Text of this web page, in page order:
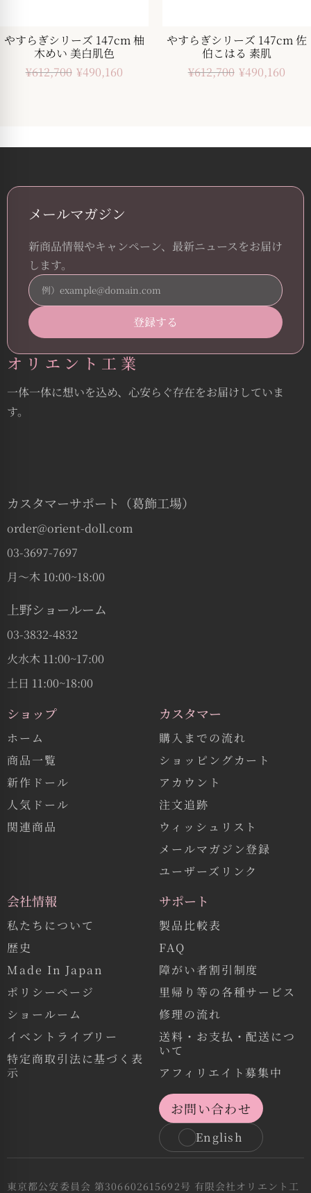
やすらぎシリーズ 147cm 柚
木めい 美白肌色
¥612,700 ¥490,160
やすらぎシリーズ 147cm 佐
伯こはる 素肌
¥612,700 ¥490,160
メールマガジン
新商品情報やキャンペーン、最新ニュースをお届け
します。
オリエント工業
一体一体に想いを込め、心安らぐ存在をお届けしていま
す。
カスタマーサポート（葛飾工場）
order@orient-doll.com
03-3697-7697
月〜木 10:00~18:00
上野ショールーム
03-3832-4832
火水木 11:00~17:00
土日 11:00~18:00
ショップ
ホーム
商品一覧
新作ドール
人気ドール
関連商品
カスタマー
購入までの流れ
ショッピングカート
アカウント
注文追跡
ウィッシュリスト
メールマガジン登録
ユーザーズリンク
会社情報
私たちについて
歴史
Made In Japan
ポリシーページ
ショールーム
イベントライブリー
特定商取引法に基づく表
示
サポート
製品比較表
FAQ
障がい者割引制度
里帰り等の各種サービス
修理の流れ
送料・お支払・配送につ
いて
アフィリエイト募集中
お問い合わせ
English
東京都公安委員会 第306602615692号 有限会社オリエント工